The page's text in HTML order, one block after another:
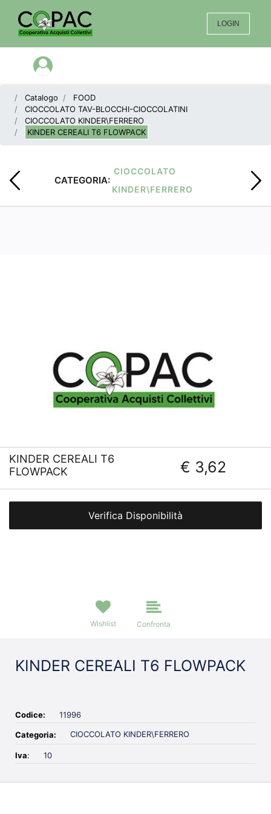
LOGIN
Open menu
Catalogo
FOOD
CIOCCOLATO TAV-BLOCCHI-CIOCCOLATINI
CIOCCOLATO KINDER\FERRERO
KINDER CEREALI T6 FLOWPACK
CATEGORIA:
CIOCCOLATO
KINDER\FERRERO
KINDER CEREALI T6
FLOWPACK
€ 3,62
Verifica Disponibilità
Wishlist Confronta
KINDER CEREALI T6 FLOWPACK
Codice: 11996
Categoria: CIOCCOLATO KINDER\FERRERO
Iva: 10